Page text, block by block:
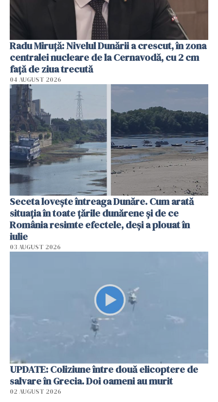
Radu Miruţă: Nivelul Dunării a crescut, în zona
centralei nucleare de la Cernavodă, cu 2 cm
faţă de ziua trecută
04 AUGUST 2026
Seceta lovește întreaga Dunăre. Cum arată
situația în toate țările dunărene și de ce
România resimte efectele, deși a plouat în
iulie
03 AUGUST 2026
UPDATE: Coliziune între două elicoptere de
salvare în Grecia. Doi oameni au murit
02 AUGUST 2026